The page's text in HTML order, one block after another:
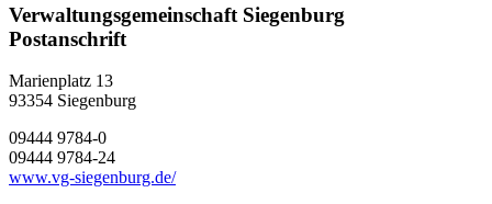
Verwaltungsgemeinschaft Siegenburg
Postanschrift
Marienplatz 13
93354 Siegenburg
09444 9784-0
09444 9784-24
www.vg-siegenburg.de/